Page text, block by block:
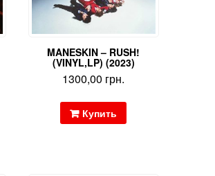
MANESKIN – RUSH!
(VINYL,LP) (2023)
1300,00 грн.
Купить